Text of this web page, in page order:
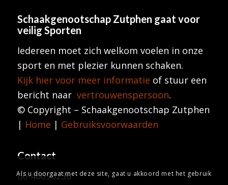
Schaakgenootschap Zutphen gaat voor
veilig Sporten
Iedereen moet zich welkom voelen in onze
sport en met plezier kunnen schaken.
Kijk hier voor meer informatie of stuur een
bericht naar vertrouwenspersoon.
© Copyright – Schaakgenootschap Zutphen
| Home | Gebruiksvoorwaarden
Contact
06-46695236
Als u doorgaat met deze site, gaat u akkoord met het gebruik